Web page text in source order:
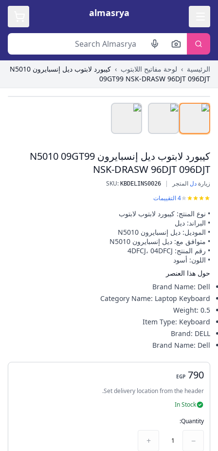
almasrya
الرئيسية › لوحة مفاتيح اللابتوب ›
كيبورد لابتوب ديل إنسبايرون N5010
09GT99 NSK-DRASW 96DJT 096DJT
كيبورد لابتوب ديل إنسبايرون N5010 09GT99
NSK-DRASW 96DJT 096DJT
كيبورد لابتوب ديل إنسبايرون N5010 09GT99 NSK-DRASW 96DJT 096DJT
زيارةدلالمتجر |
SKU: KBDELINS0026
4التقييمات
• نوع المنتج: كيبورد لابتوب لابتوب
• البراند: ديل
• الموديل: ديل إنسبايرون N5010
• متوافق مع: ديل إنسبايرون N5010
• رقم المنتج: 4DFCJ، 04DFCJ
• اللون: أسود
حول هذا العنصر
Brand Name: Dell
Category Name: Laptop Keyboard
Weight: 0.5
Item Type: Keyboard
Brand: DELL
Brand Name: Dell
790
EGP
Set delivery location from the header.
In Stock
Quantity:
−
1
+